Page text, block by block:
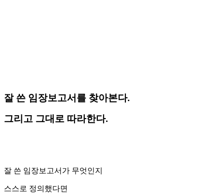
잘 쓴 임장보고서를 찾아본다.
그리고 그대로 따라한다.
잘 쓴 임장보고서가 무엇인지
스스로 정의했다면